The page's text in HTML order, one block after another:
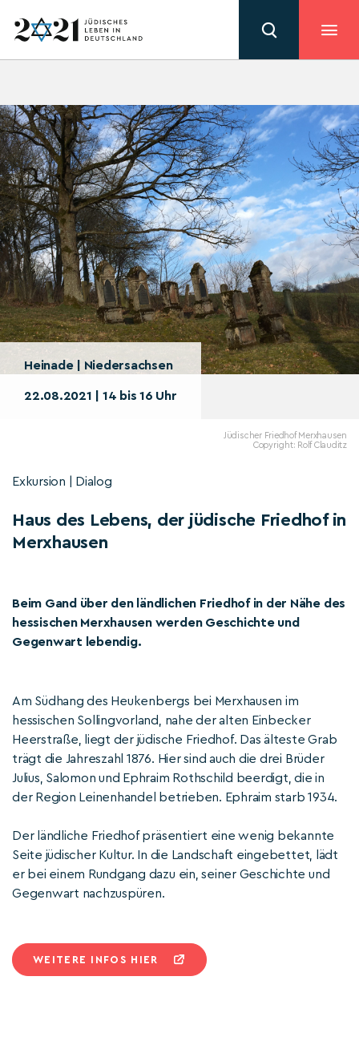
Heinade | Niedersachsen
22.08.2021 | 14 bis 16 Uhr
Jüdischer Friedhof Merxhausen
Copyright: Rolf Clauditz
Exkursion | Dialog
Haus des Lebens, der jüdische Friedhof in
Merxhausen
Beim Gand über den ländlichen Friedhof in der Nähe des
hessischen Merxhausen werden Geschichte und
Gegenwart lebendig.
Am Südhang des Heukenbergs bei Merxhausen im
hessischen Sollingvorland, nahe der alten Einbecker
Heerstraße, liegt der jüdische Friedhof. Das älteste Grab
trägt die Jahreszahl 1876. Hier sind auch die drei Brüder
Julius, Salomon und Ephraim Rothschild beerdigt, die in
der Region Leinenhandel betrieben. Ephraim starb 1934.
Der ländliche Friedhof präsentiert eine wenig bekannte
Seite jüdischer Kultur. In die Landschaft eingebettet, lädt
er bei einem Rundgang dazu ein, seiner Geschichte und
Gegenwart nachzuspüren.
WEITERE INFOS HIER